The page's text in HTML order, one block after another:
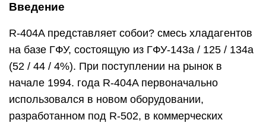
Введение
R-404A представляет собои? смесь хладагентов
на базе ГФУ, состоящую из ГФУ-143а / 125 / 134а
(52 / 44 / 4%). При поступлении на рынок в
начале 1994. года R-404A первоначально
использовался в новом оборудовании,
разработанном под R-502, в коммерческих